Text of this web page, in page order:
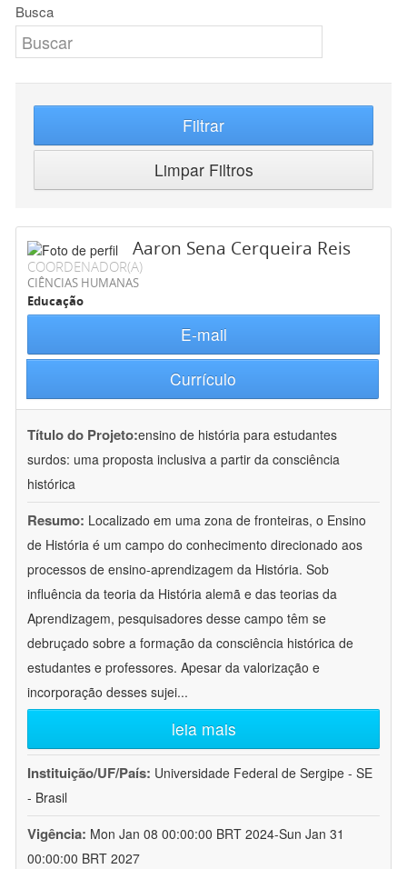
Busca
Filtrar
Limpar Filtros
Aaron Sena Cerqueira Reis
COORDENADOR(A)
CIÊNCIAS HUMANAS
Educação
E-mail
Currículo
Título do Projeto:ensino de história para estudantes
surdos: uma proposta inclusiva a partir da consciência
histórica
Resumo: Localizado em uma zona de fronteiras, o Ensino
de História é um campo do conhecimento direcionado aos
processos de ensino-aprendizagem da História. Sob
influência da teoria da História alemã e das teorias da
Aprendizagem, pesquisadores desse campo têm se
debruçado sobre a formação da consciência histórica de
estudantes e professores. Apesar da valorização e
incorporação desses sujei...
leia mais
Instituição/UF/País: Universidade Federal de Sergipe - SE
- Brasil
Vigência: Mon Jan 08 00:00:00 BRT 2024-Sun Jan 31
00:00:00 BRT 2027